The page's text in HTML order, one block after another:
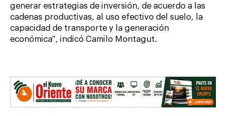
generar estrategias de inversión, de acuerdo a las
cadenas productivas, al uso efectivo del suelo, la
capacidad de transporte y la generación
económica”, indicó Camilo Montagut.